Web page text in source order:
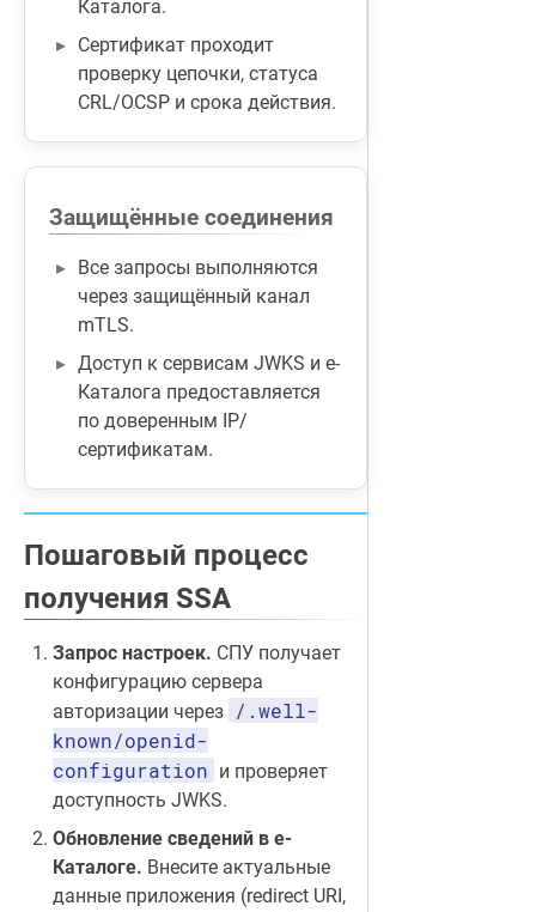
Каталога.
Сертификат проходит
проверку цепочки, статуса
CRL/OCSP и срока действия.
Защищённые соединения
Все запросы выполняются
через защищённый канал
mTLS.
Доступ к сервисам JWKS и e-
Каталога предоставляется
по доверенным IP/
сертификатам.
Пошаговый процесс
получения SSA
Запрос настроек. СПУ получает
конфигурацию сервера
авторизации через /.well-
known/openid-
configuration и проверяет
доступность JWKS.
Обновление сведений в е-
Каталоге. Внесите актуальные
данные приложения (redirect URI,